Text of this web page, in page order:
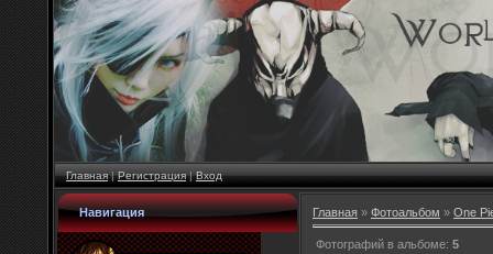
Главная|Регистрация|Вход
Навигация Главная » Фотоальбом » One
Фотографий в альбоме: 5